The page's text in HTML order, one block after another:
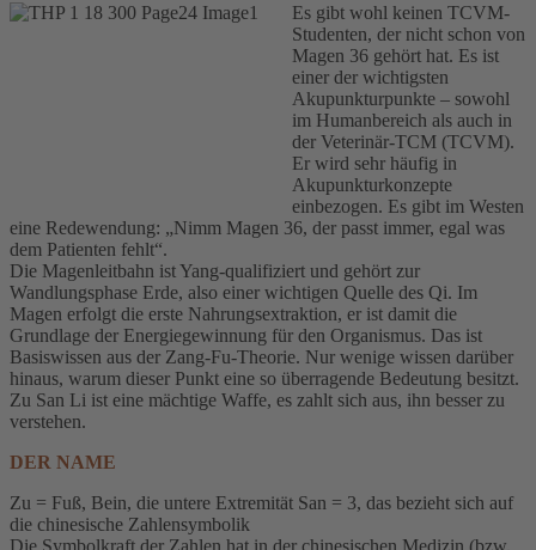
Es gibt wohl keinen TCVM-
Studenten, der nicht schon von
Magen 36 gehört hat. Es ist
einer der wichtigsten
Akupunkturpunkte – sowohl
im Humanbereich als auch in
der Veterinär-TCM (TCVM).
Er wird sehr häufig in
Akupunkturkonzepte
einbezogen. Es gibt im Westen
eine Redewendung: „Nimm Magen 36, der passt immer, egal was
dem Patienten fehlt“.
Die Magenleitbahn ist Yang-qualifiziert und gehört zur
Wandlungsphase Erde, also einer wichtigen Quelle des Qi. Im
Magen erfolgt die erste Nahrungsextraktion, er ist damit die
Grundlage der Energiegewinnung für den Organismus. Das ist
Basiswissen aus der Zang-Fu-Theorie. Nur wenige wissen darüber
hinaus, warum dieser Punkt eine so überragende Bedeutung besitzt.
Zu San Li ist eine mächtige Waffe, es zahlt sich aus, ihn besser zu
verstehen.
DER NAME
Zu = Fuß, Bein, die untere Extremität San = 3, das bezieht sich auf
die chinesische Zahlensymbolik
Die Symbolkraft der Zahlen hat in der chinesischen Medizin (bzw.